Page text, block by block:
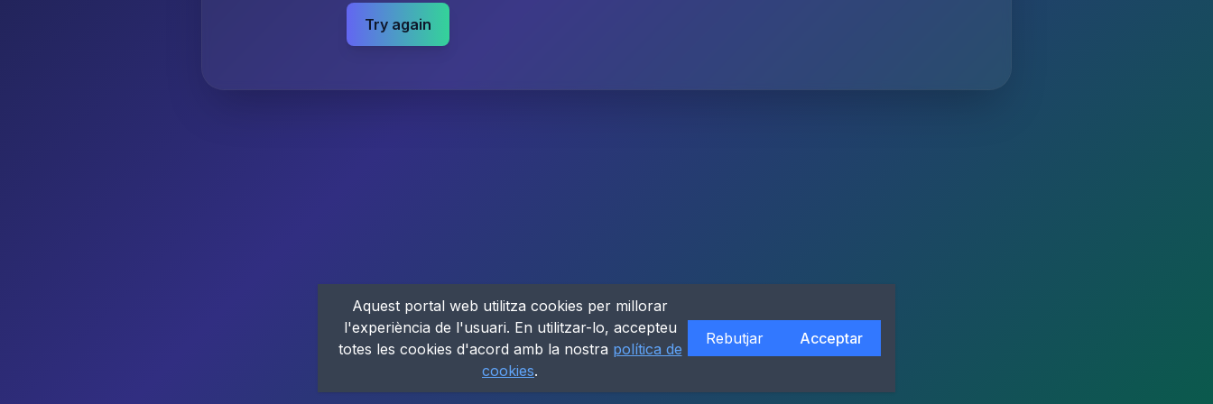
Try again
Aquest portal web utilitza cookies per millorar
l'experiència de l'usuari. En utilitzar-lo, accepteu
totes les cookies d'acord amb la nostra política de
cookies.
Rebutjar Acceptar